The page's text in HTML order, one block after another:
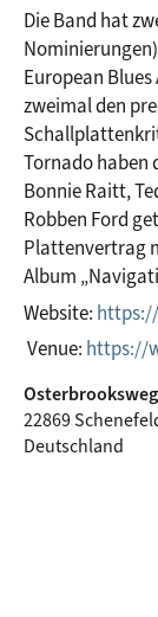
22869
Deutschland
Die Band hat
European
zweimal den
Tornado haben
Bonnie Raitt,
Robben Ford
Plattenvertrag
Album
Website:
Venue: https://